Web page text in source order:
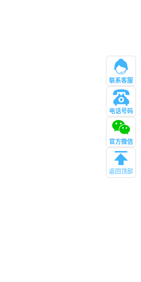
联系客服
电话号码
管理
官方微信
返回顶部